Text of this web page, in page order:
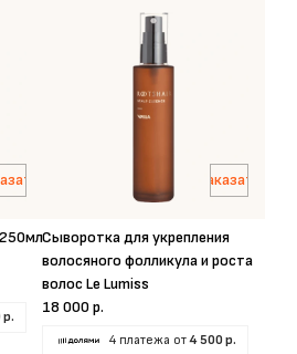
р.
Заказать
Сыворотка для укрепления
волосяного фолликула и роста
волос Le Lumiss
18 000 р.
4 платежа от4 500 р.